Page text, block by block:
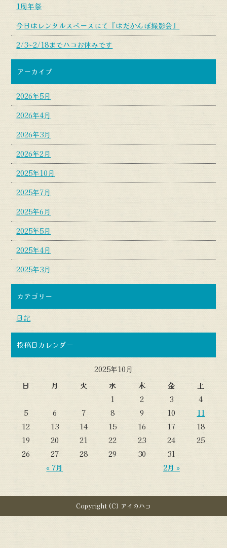
1周年祭
今日はレンタルスペースにて『はだかんぼ撮影会』
2/3〜2/18までハコお休みです
アーカイブ
2026年5月
2026年4月
2026年3月
2026年2月
2025年10月
2025年7月
2025年6月
2025年5月
2025年4月
2025年3月
カテゴリー
日記
投稿日カレンダー
2025年10月
日
月 火 水 木 金 土
« 7月 2月 »
1 2 3
4
5
6 7 8 9 10
11
12
13 14 15 16 17
18
19
20 21 22 23 24
25
26
27 28 29 30 31
Copyright (C) アイのハコ